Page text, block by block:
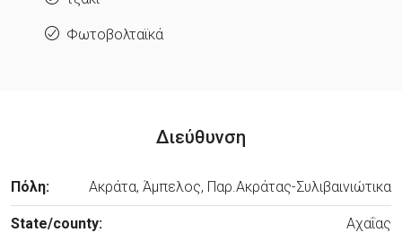
Φωτοβολταϊκά
Διεύθυνση
Πόλη: Ακράτα, Άμπελος, Παρ.Ακράτας-Συλιβαινιώτικα
State/county: Αχαΐας